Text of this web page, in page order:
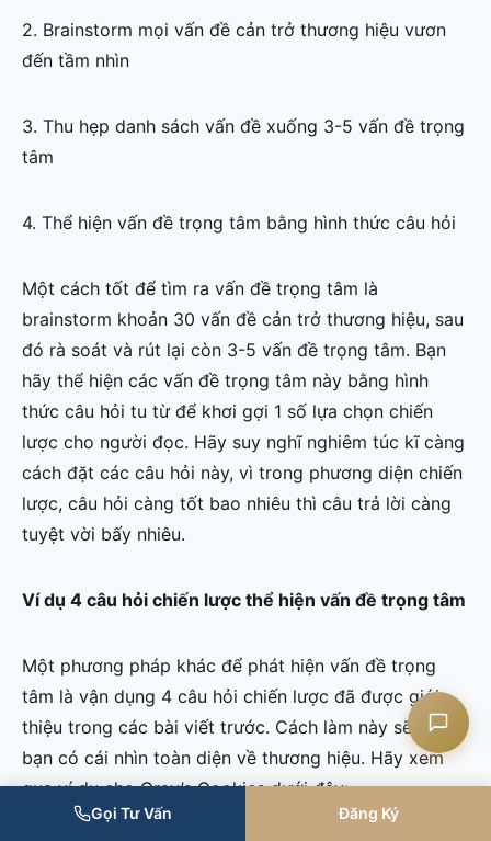
2. Brainstorm mọi vấn đề cản trở thương hiệu vươn
đến tầm nhìn
3. Thu hẹp danh sách vấn đề xuống 3-5 vấn đề trọng
tâm
4. Thể hiện vấn đề trọng tâm bằng hình thức câu hỏi
Một cách tốt để tìm ra vấn đề trọng tâm là
brainstorm khoản 30 vấn đề cản trở thương hiệu, sau
đó rà soát và rút lại còn 3-5 vấn đề trọng tâm. Bạn
hãy thể hiện các vấn đề trọng tâm này bằng hình
thức câu hỏi tu từ để khơi gợi 1 số lựa chọn chiến
lược cho người đọc. Hãy suy nghĩ nghiêm túc kĩ càng
cách đặt các câu hỏi này, vì trong phương diện chiến
lược, câu hỏi càng tốt bao nhiêu thì câu trả lời càng
tuyệt vời bấy nhiêu.
Ví dụ 4 câu hỏi chiến lược thể hiện vấn đề trọng tâm
Một phương pháp khác để phát hiện vấn đề trọng
tâm là vận dụng 4 câu hỏi chiến lược đã được giới
thiệu trong các bài viết trước. Cách làm này sẽ giúp
bạn có cái nhìn toàn diện về thương hiệu. Hãy xem
qua ví dụ cho Gray’s Cookies dưới đây:
Gọi Tư Vấn Đăng Ký
Liên hệ CASK